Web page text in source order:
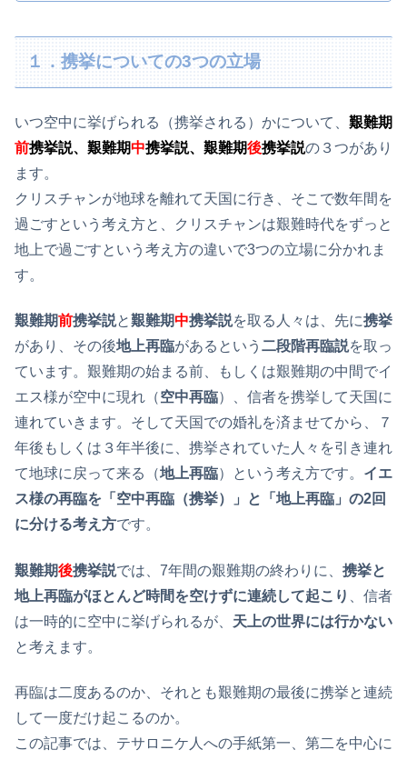
１．携挙についての3つの立場
いつ空中に挙げられる（携挙される）かについて、 艱難期
前携挙説、艱難期中携挙説、艱難期後携挙説の３つがあり
ます。
クリスチャンが地球を離れて天国に行き、そこで数年間を
過ごすという考え方と、クリスチャンは艱難時代をずっと
地上で過ごすという考え方の違いで3つの立場に分かれま
す。
艱難期前携挙説と艱難期中携挙説を取る人々は、先に携挙
があり、その後地上再臨があるという 二段階再臨説を取っ
ています。艱難期の始まる前、もしくは艱難期の中間でイ
エス様が空中に現れ（空中再臨）、信者を携挙して天国に
連れていきます。そして天国での婚礼を済ませてから、７
年後もしくは３年半後に、携挙されていた人々を引き連れ
て地球に戻って来る（地上再臨）という考え方です。 イエ
ス様の再臨を「空中再臨（携挙）」と「地上再臨」の2回
に分ける考え方です。
艱難期後携挙説では、7年間の艱難期の終わりに、 携挙と
地上再臨がほとんど時間を空けずに連続して起こり
、信者
は一時的に空中に挙げられるが、 天上の世界には行かない
と考えます。
再臨は二度あるのか、それとも艱難期の最後に携挙と連続
して一度だけ起こるのか。
この記事では、テサロニケ人への手紙第一、第二を中心に